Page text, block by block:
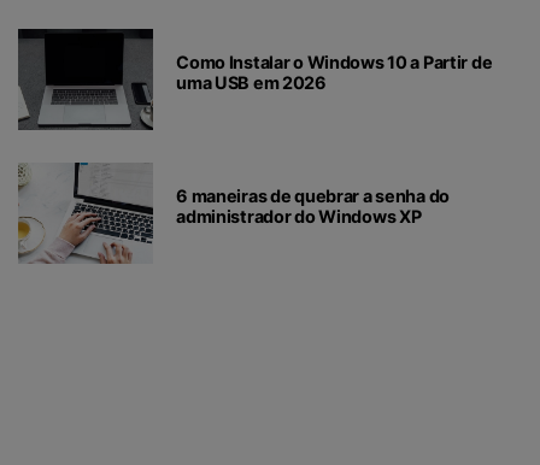
Como Instalar o Windows 10 a Partir de
uma USB em 2026
6 maneiras de quebrar a senha do
administrador do Windows XP